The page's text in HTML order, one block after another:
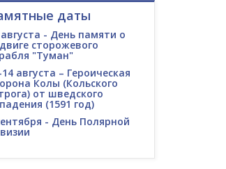
даты
- День памяти о
сторожевого
"Туман"
августа – Героическая
Колы (Кольского
от шведского
(1591 год)
- День Полярной